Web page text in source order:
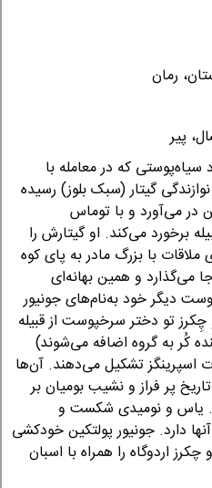
رمان
پیر
سیاه‌پوستی که در معامله با
گیتار (سبک بلوز) رسیده
در می‌آورد و با توماس
برخورد می‌کند. او گیتارش را
ملاقات با بزرگ مادر به پای کوه
می‌گذارد و همین بهانه‌ای
دیگر خود به‌نام‌های جونیور
تو دختر سرخپوست از قبیله
کُر به گروه اضافه می‌شوند)
اسپرینگز تشکیل می‌دهند. آن‌ها
پر فراز و نشیب بومیان بر
یاس و نومیدی شکست و
دارد. جونیور پولتکین خودکشی
اردوگاه را همراه با اسبان